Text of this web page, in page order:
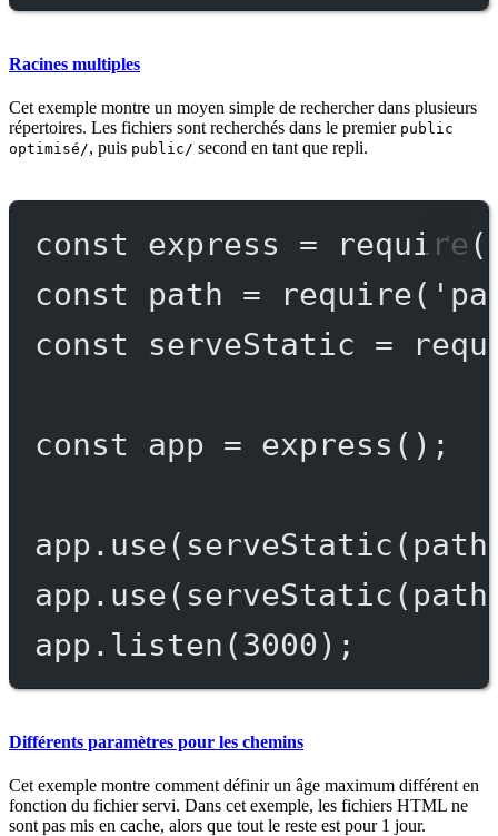
Racines multiples
Cet exemple montre un moyen simple de rechercher dans plusieurs
répertoires. Les fichiers sont recherchés dans le premier public
optimisé/, puis public/ second en tant que repli.
const express = require (
const
path = require(
const
serveStatic =
const app = express ();
app. use( serveStatic
app. use( serveStatic
app. listen (3000 );
Différents paramètres pour les chemins
Cet exemple montre comment définir un âge maximum différent en
fonction du fichier servi. Dans cet exemple, les fichiers HTML ne
sont pas mis en cache, alors que tout le reste est pour 1 jour.